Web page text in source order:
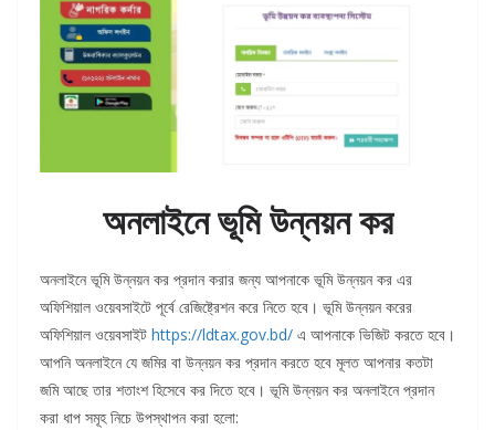
অনলাইনে ভূমি উন্নয়ন কর
অনলাইনে ভূমি উন্নয়ন কর প্রদান করার জন্য আপনাকে ভূমি উন্নয়ন কর এর
অফিশিয়াল ওয়েবসাইটে পূর্বে রেজিষ্ট্রেশন করে নিতে হবে। ভূমি উন্নয়ন করের
অফিশিয়াল ওয়েবসাইট https://ldtax.gov.bd/ এ আপনাকে ভিজিট করতে হবে।
আপনি অনলাইনে যে জমির বা উন্নয়ন কর প্রদান করতে হবে মূলত আপনার কতটা
জমি আছে তার শতাংশ হিসেবে কর দিতে হবে। ভূমি উন্নয়ন কর অনলাইনে প্রদান
করা ধাপ সমূহ নিচে উপস্থাপন করা হলো: